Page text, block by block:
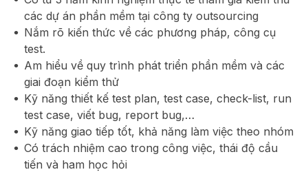
các dự án phần mềm tại công ty outsourcing
Nắm rõ kiến thức về các phương pháp, công cụ
test.
Am hiểu về quy trình phát triển phần mềm và các
giai đoạn kiểm thử
Kỹ năng thiết kế test plan, test case, check-list, run
test case, viết bug, report bug,…
Kỹ năng giao tiếp tốt, khả năng làm việc theo nhóm
Có trách nhiệm cao trong công việc, thái độ cầu
tiến và ham học hỏi